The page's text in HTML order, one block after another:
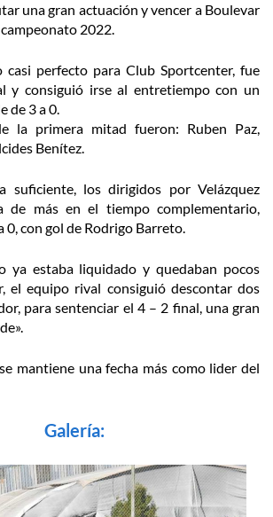
una gran actuación y vencer a Boulevar
campeonato 2022.
perfecto para Club Sportcenter, fue
y consiguió irse al entretiempo con un
de 3 a 0.
la primera mitad fueron: Ruben Paz,
Benítez.
suficiente, los dirigidos por Velázquez
de más en el tiempo complementario,
0, con gol de Rodrigo Barreto.
ya estaba liquidado y quedaban pocos
el equipo rival consiguió descontar dos
para sentenciar el 4 – 2 final, una gran
mantiene una fecha más como lider del
Galería: